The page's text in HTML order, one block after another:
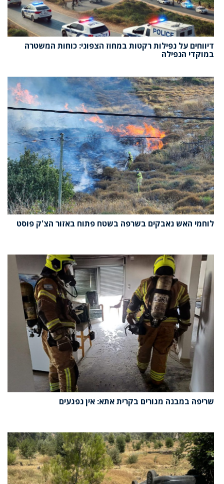
דיווחים על נפילות רקטות במחוז הצפוני: כוחות המשטרה
במוקדי הנפילה
לוחמי האש נאבקים בשרפה בשטח פתוח באזור הצ'ק פוסט
שריפה במבנה מגורים בקרית אתא: אין נפגעים